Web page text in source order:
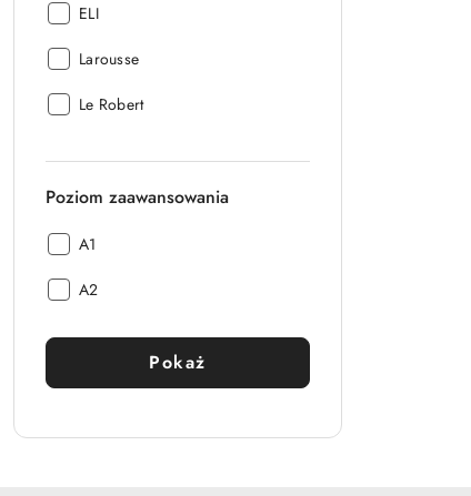
Wydawca:
ELI
Wydawca:
Larousse
Wydawca:
Le Robert
Poziom zaawansowania
Poziom
A1
Poziom
A2
Pokaż